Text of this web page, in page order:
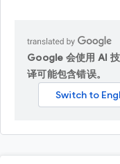
Google 会使用 AI
译可能包含错误。